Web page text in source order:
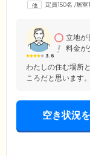
の有料老人ホー
定員150名 /居室
3.6
立地が
料金が
わたしの住む場所
ころだと思います
空き状況